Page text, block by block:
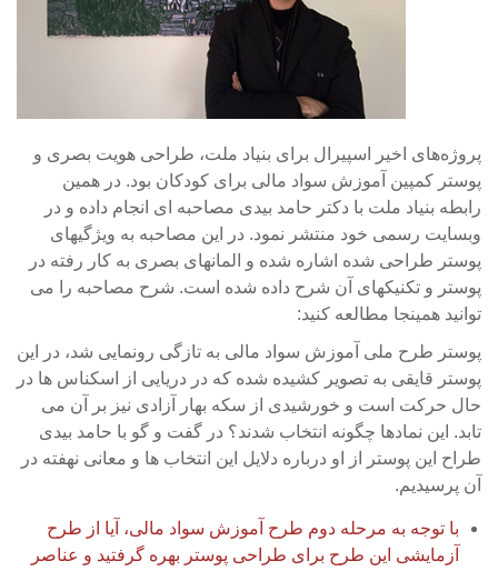
پروژه‌های اخیر اسپیرال برای بنیاد ملت، طراحی هویت بصری و
پوستر کمپین آموزش سواد مالی برای کودکان بود. در همین
رابطه بنیاد ملت با دکتر حامد بیدی مصاحبه ای انجام داده و در
وبسایت رسمی خود منتشر نمود. در این مصاحبه به ویژگیهای
پوستر طراحی شده اشاره شده و المانهای بصری به کار رفته در
پوستر و تکنیکهای آن شرح داده شده است. شرح مصاحبه را می
توانید همینجا مطالعه کنید:
پوستر طرح ملی آموزش سواد مالی به تازگی رونمایی شد، در این
پوستر قایقی به تصویر کشیده شده که در دریایی از اسکناس ها در
حال حرکت است و خورشیدی از سکه بهار آزادی نیز بر آن می
تابد. این نمادها چگونه انتخاب شدند؟ در گفت و گو با حامد بیدی
طراح این پوستر از او درباره دلایل این انتخاب ها و معانی نهفته در
آن پرسیدیم.
با توجه به مرحله دوم طرح آموزش سواد مالی، آیا از طرح
آزمایشی این طرح برای طراحی پوستر بهره گرفتید و عناصر